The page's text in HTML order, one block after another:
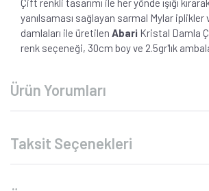
yanılsaması sağlayan sarmal Mylar
damlaları ile üretilen Abari Kristal Damla
renk seçeneği, 30cm boy ve 2.5gr'lık
Ürün Yorumları
Taksit Seçenekleri